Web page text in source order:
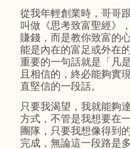
從我年輕創業時，哥哥
叫做《思考致富聖經》
賺錢，而是教你致富的
能是內在的富足或外在
重要的一句話就是「凡
且相信的，終必能夠實
直堅信的一段話。
只要我渴望，我就能夠
方式，不管是我想要在
團隊，只要我想像得到
完成，無論這一段路是